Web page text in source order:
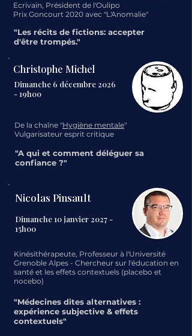
Ecrivain, Président de l'Oulipo
Prix Goncourt 2020 avec "L'Anomalie"
"Les récits de fictions: accepter
d'être trompés."
Christophe Michel
Dimanche 6 décembre 2026
- 19h00
De la chaîne "Hygiène mentale"
Vulgarisateur esprit critique
"A qui et comment déléguer sa
confiance ?"
Nicolas Pinsault
Dimanche 10 janvier 2027 -
15h00
Kinésithérapeute, Professeur à l'Université
Grenoble Alpes - Chercheur sur l'éducation en
santé et les effets contextuels (placebo et
nocebo)
"Médecines dites alternatives :
expérience subjective & effets
contextuels"